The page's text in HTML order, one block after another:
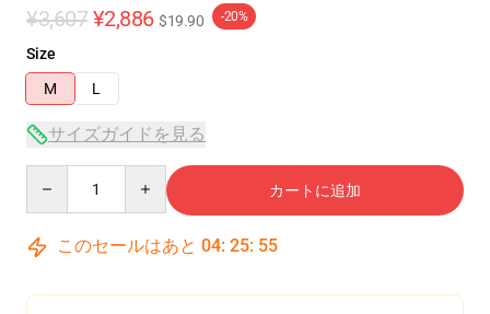
¥3,607 ¥2,886 $19.90 -20%
Size
M
L
サイズガイドを見る
カートに追加
このセールはあと 04: 25: 54